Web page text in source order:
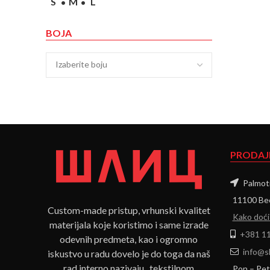
BOJA
Izaberite boju
Custom-made pristup, vrhunski kvalitet
materijala koje koristimo i same izrade
odevnih predmeta, kao i ogromno
iskustvo u radu dovelo je do toga da naš
11100
Kako
+381